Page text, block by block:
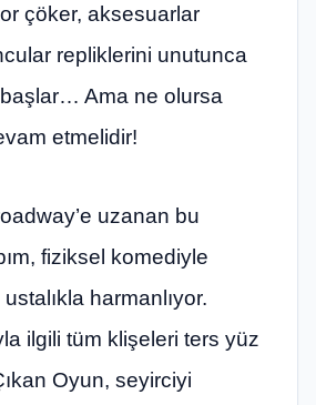
çöker, aksesuarlar
repliklerini unutunca
Ama ne olursa
etmelidir!
uzanan bu
fiziksel komediyle
harmanlıyor.
ilgili tüm klişeleri ters yüz
Oyun, seyirciyi